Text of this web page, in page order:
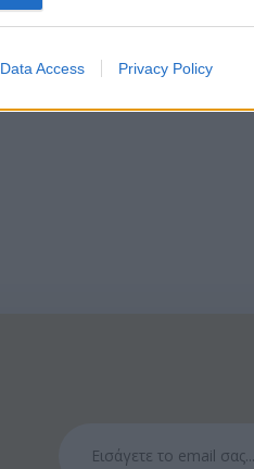
Data Access Privacy Policy